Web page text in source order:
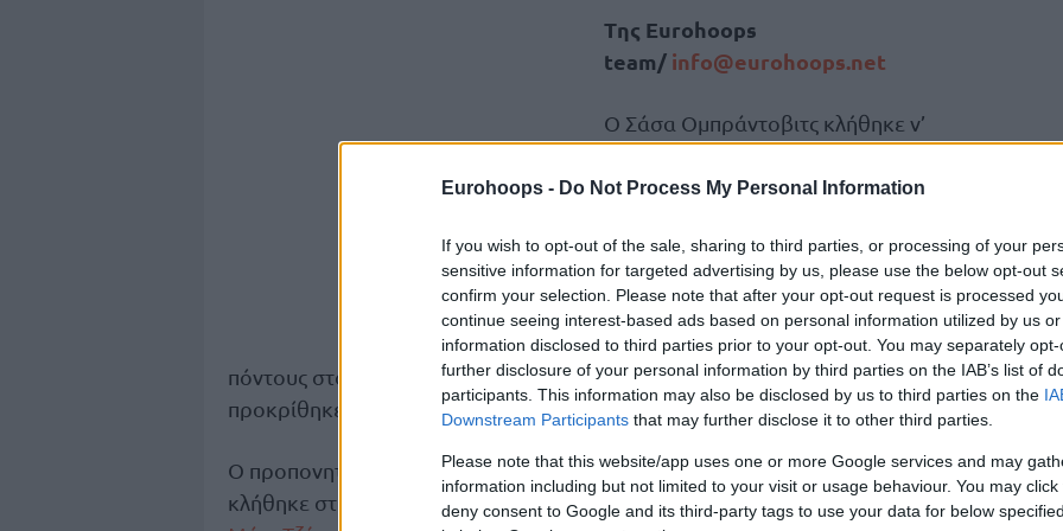
Eurohoops - Do Not Process My Personal Information
If you wish to opt-out of the sale, sharing to third parties, or processing of your
sensitive information for targeted advertising by us, please use the below opt-out
confirm your selection. Please note that after your opt-out request is processed
continue seeing interest-based ads based on personal information utilized by us
information disclosed to third parties prior to your opt-out. You may separately
further disclosure of your personal information by third parties on the IAB’s list of
participants. This information may also be disclosed by us to third parties on the
Downstream Participants that may further disclose it to other third parties.
Please note that this website/app uses one or more Google services and may
information including but not limited to your visit or usage behaviour. You may
deny consent to Google and its third-party tags to use your data for below
Tης Eurohoops
team/ info@eurohoops.net
Ο Σάσα Ομπράντοβιτς κλήθηκε ν’
Τζέιμς, μετά τοναποκλεισμό από τον
Η Μονακό έχασε τη γη κάτω από τα
πόδια της στον πρώτο ημιτελικό του
Final Four, σκόραρε μόλις δύο
πόντους στο τρίτο δεκάλεπτο και οΟλυμπιακόςήταν η ομάδα που πανάξια
προκρίθηκε στον μεγάλο αυριανό τελικό (21/5, 20:00).
Ο προπονητής των Μονεγάσκων, μετά τηναποθέωση στον Τόμας Ουόκαπ,
κλήθηκε στη σημερινή προπόνηση της ομάδας ν’ απαντήσει στα όσα είπε ο